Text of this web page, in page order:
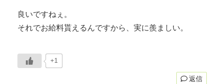
良いですねぇ。
それでお給料貰えるんですから、実に羨ましい。
+1
返信